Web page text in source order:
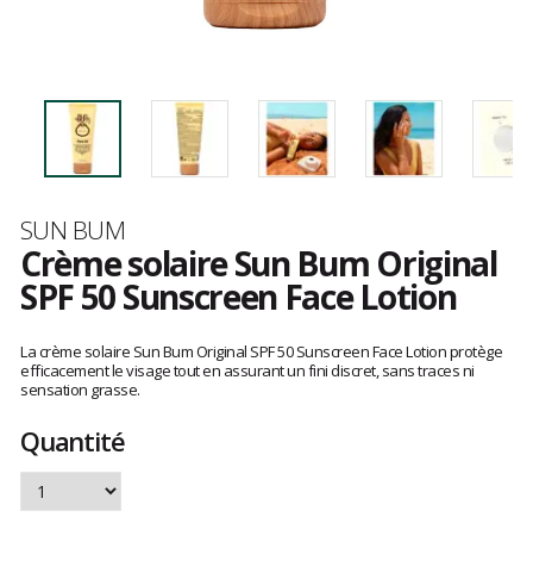
Marque
SUN BUM
Crème solaire Sun Bum Original
SPF 50 Sunscreen Face Lotion
avis
clients
La crème solaire Sun Bum Original SPF 50 Sunscreen Face Lotion protège
efficacement le visage tout en assurant un fini discret, sans traces ni
sensation grasse.
Quantité